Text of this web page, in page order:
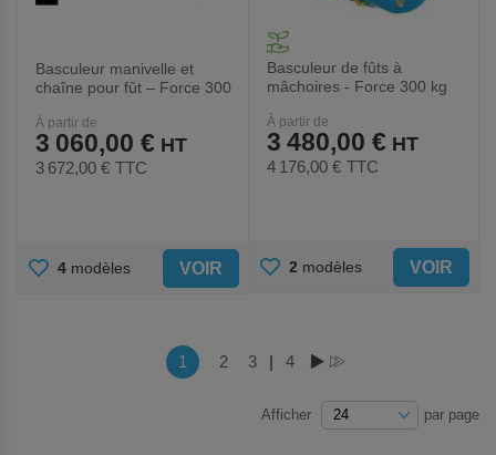
Basculeur manivelle et
chaîne pour fût – Force 300
À partir de
3 060,00 €
3 672,00 € TTC
AJOUTER
4 modèles VOIR
Basculeur de fûts à
mâchoires - Force 300 kg
À partir de
3 480,00 €
4 176,00 € TTC
AJOUTER
2 modèles VOIR
PageVous lisez actuellement la page
1 Page
2 Page
3 | Page
4
Afficher par page